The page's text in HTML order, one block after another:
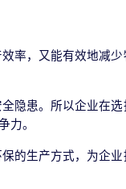
率，又能有效地减
隐患。所以企业在
力。
的生产方式，为企